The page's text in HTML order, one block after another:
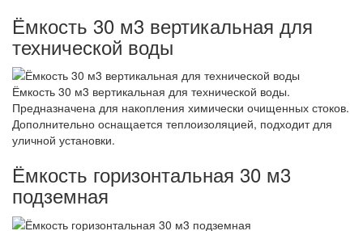
Ёмкость 30 м3 вертикальная для
технической воды
Ёмкость 30 м3 вертикальная для технической воды.
Предназначена для накопления химически очищенных стоков.
Дополнительно оснащается теплоизоляцией, подходит для
уличной установки.
Ёмкость горизонтальная 30 м3
подземная